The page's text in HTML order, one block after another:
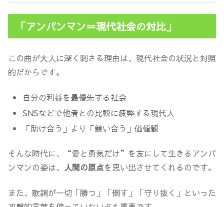
「アンパンマン＝現代社会の対比」
この曲が大人に深く刺さる理由は、現代社会の状況と対照
的だからです。
自分の利益を最優先する社会
SNSなどで他者との比較に疲弊する現代人
「助け合う」より「競い合う」価値観
そんな時代に、“愛と勇気だけ”を友にして生きるアンパ
ンマンの姿は、 人間の原点を思い出させてくれるのです。
また、歌詞が一切「勝つ」「倒す」「守り抜く」といった